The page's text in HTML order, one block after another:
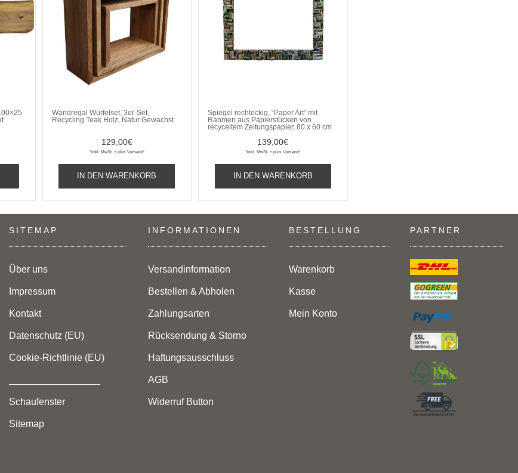
Wandregal Würfelset, 3er-Set,
Recycling Teak Holz, Natur Gewachst
129,00€
*inkl. MwSt. + plus Versand!
IN DEN WARENKORB
Spiegel rechteckig, “Paper Art” mit
Rahmen aus Papierstücken von
recyceltem Zeitungspapier, 80 x 60 cm
139,00€
*inkl. MwSt. + plus Versand!
IN DEN WARENKORB
SITEMAP
Über uns
Impressum
Kontakt
Datenschutz (EU)
Cookie-Richtlinie (EU)
Schaufenster
Sitemap
INFORMATIONEN
Versandinformation
Bestellen & Abholen
Zahlungsarten
Rücksendung & Storno
Haftungsausschluss
AGB
Widerruf Button
BESTELLUNG
Warenkorb
Kasse
Mein Konto
PARTNER